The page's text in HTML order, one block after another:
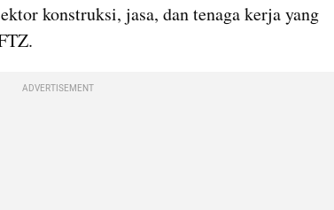
konstruksi, jasa, dan tenaga kerja yang
ADVERTISEMENT